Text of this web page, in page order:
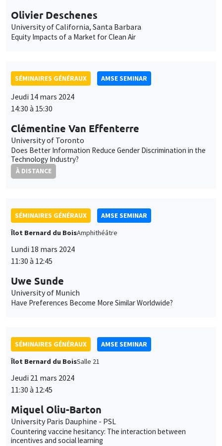
Olivier Deschenes
University of California, Santa Barbara
Equity Impacts of a Market for Clean Air
SÉMINAIRES GÉNÉRAUX AMSE SEMINAR
Jeudi 14 mars 2024
14:30 à 15:30
Clémentine Van Effenterre
University of Toronto
Does Better Information Reduce Gender Discrimination in the
Technology Industry?
À DISTANCE
SÉMINAIRES GÉNÉRAUX
AMSE SEMINAR
Îlot Bernard du BoisAmphithéâtre
Lundi 18 mars 2024
11:30 à 12:45
Uwe Sunde
University of Munich
Have Preferences Become More Similar Worldwide?
SÉMINAIRES GÉNÉRAUX
AMSE SEMINAR
Îlot Bernard du BoisSalle 21
Jeudi 21 mars 2024
11:30 à 12:45
Miquel Oliu-Barton
University Paris Dauphine - PSL
Countering vaccine hesitancy: The interaction between
incentives and social learning